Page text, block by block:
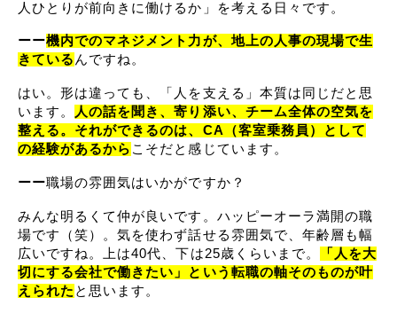
人ひとりが前向きに働けるか」を考える日々です。
ーー機内でのマネジメント力が、地上の人事の現場で生
きているんですね。
はい。形は違っても、「人を支える」本質は同じだと思
います。
人の話を聞き、寄り添い、チーム全体の空気を
整える。それができるのは、CA（客室乗務員）として
の経験があるから こそだと感じています。
ーー職場の雰囲気はいかがですか？
みんな明るくて仲が良いです。ハッピーオーラ満開の職
場です（笑）。気を使わず話せる雰囲気で、年齢層も幅
広いですね。上は40代、下は25歳くらいまで。
「人を大
切にする会社で働きたい」という転職の軸そのものが叶
えられた と思います。